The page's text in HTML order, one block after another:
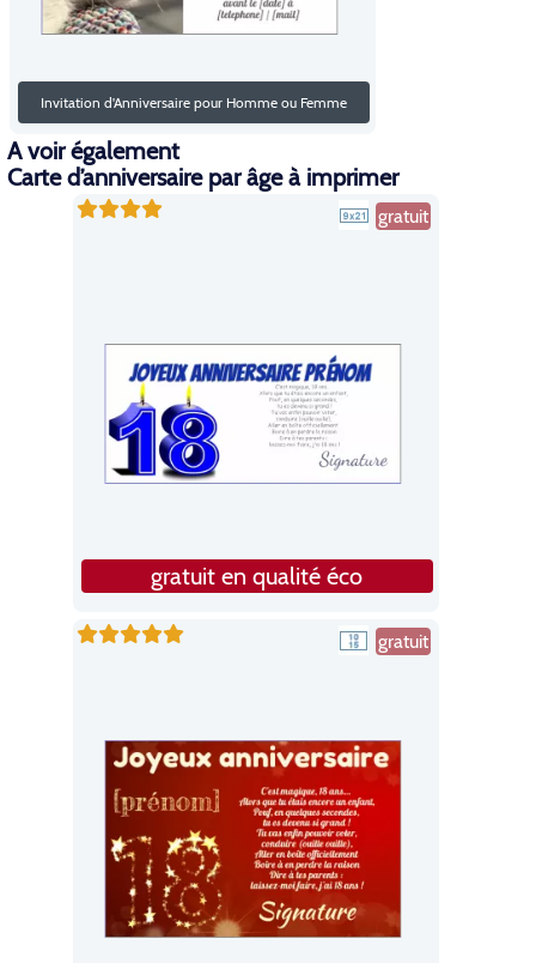
Invitation d'Anniversaire pour Homme ou Femme
A voir également
Carte d’anniversaire par âge à imprimer
gratuit
gratuit en qualité éco
gratuit